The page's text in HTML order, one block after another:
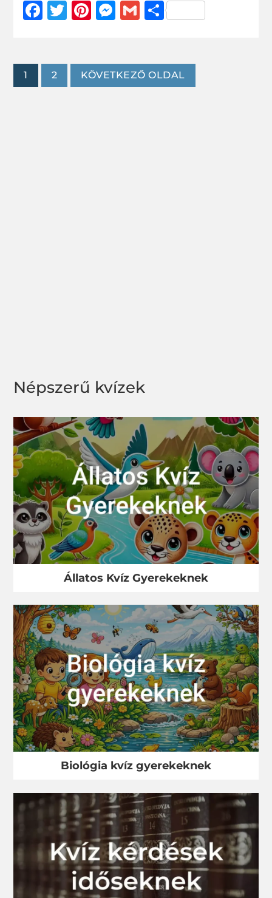
Facebook
Twitter
Pinterest
Messenger
GmailOssza
1 2 KÖVETKEZŐ OLDAL
Népszerű kvízek
Állatos Kvíz Gyerekeknek
Biológia kvíz gyerekeknek